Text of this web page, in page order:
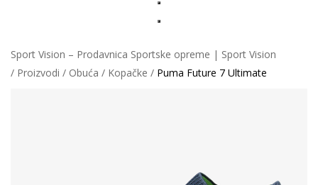
Sport Vision – Prodavnica Sportske opreme | Sport Vision
Proizvodi
Obuća Kopačke Puma Future 7 Ultimate